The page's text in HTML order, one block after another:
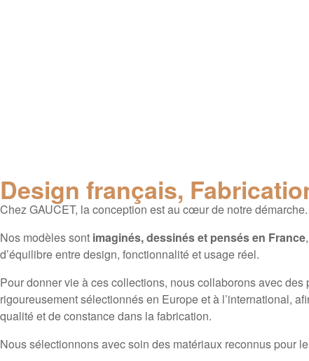
Design français,
Chez GAUCET, la conception est au cœur de notre démarche.
Nos modèles sont imaginés, dessinés et pensés en France
d’équilibre entre design, fonctionnalité et usage réel.
Pour donner vie à ces collections, nous collaborons avec des
rigoureusement sélectionnés en Europe et à l’international,
qualité et de constance dans la fabrication.
Nous sélectionnons avec soin des matériaux reconnus pour